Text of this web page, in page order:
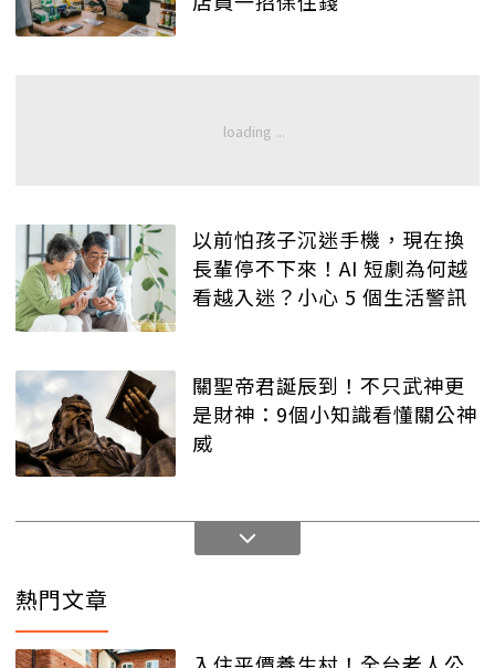
以前怕孩子沉迷手機，現在換
長輩停不下來！AI 短劇為何越
看越入迷？小心 5 個生活警訊
關聖帝君誕辰到！不只武神更
是財神：9個小知識看懂關公神
威
熱門文章